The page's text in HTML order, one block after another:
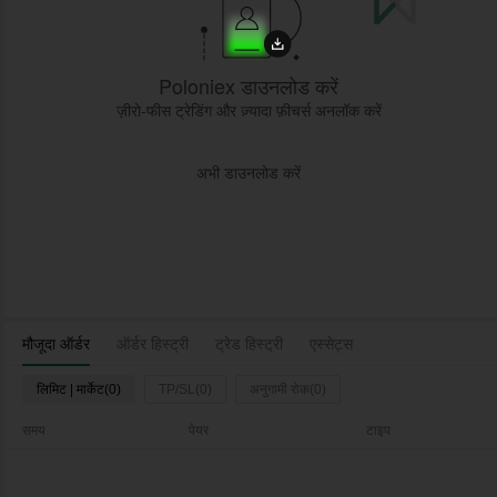
मौजूदा ऑर्डर ऑर्डर हिस्ट्री ट्रेड हिस्ट्री एस्सेट्स
लिमिट | मार्केट(0) TP/SL(0) अनुगामी रोक(0)
समय
Poloniex डाउनलोड करें
ज़ीरो-फीस ट्रेडिंग और ज़्यादा फ़ीचर्स अनलॉक करें
अभी डाउनलोड करें